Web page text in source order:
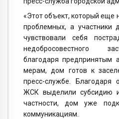
«Этот объект, который еще
проблемных, а участники
чувствовали себя
недобросовестного
благодаря предпринятым
мерам, дом готов к
пресс-службе. Благодаря
ЖСК выделили субсидию
частности, дом уже
коммуникациям.